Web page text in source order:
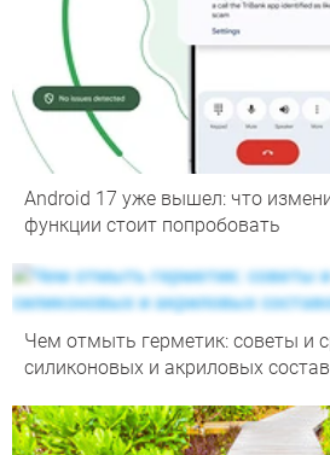
Android 17 уже вышел: что
функции стоит попробовать
Чем отмыть герметик: советы и
силиконовых и акриловых